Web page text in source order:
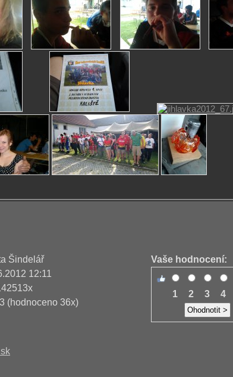
Šindelář
12:11
3 (hodnoceno 36x)
Vaše hodnocení:
1 2 3 4